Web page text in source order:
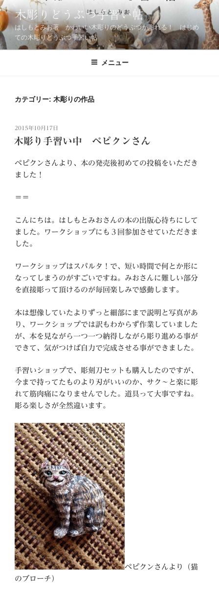
コ
ン
テ
ン
ツ
木彫りどうぶつ手習い帖
はしもとみお著 かわいい木彫りのどうぶつが彫れる！ はじめ
ての木彫りどうぶつ手習い帖
メニュー
カテゴリー: 木彫りの作品
投
稿
日:
2015年10月17日
木彫り手習い中 ペピクンさん
ペピクンさんより、本の発売後初めての投稿をいただき
ました！
＝＝
こんにちは。はしもとみおさんの本の出版心待ちにして
ました。ワークショップにも３回参加させていただきま
した。
ワークショップはスパルタ！で、短い時間で何とか形に
なってしまうのがすごいですね。みおさんに難しい部分
を直接彫って頂けるのが毎回楽しみで感動します。
本は想像していたよりずっと細部にまで説明と写真があ
り、ワークショップでは訳もわからず作業していました
が、本を見ながら一つ一つ納得しながら彫り進める事が
できて、気がつけば自力で完成させる事ができました。
手習いショップで、彫刻刀セットも購入したのですが、
今まで持ってたものより刃がいいのか、サク～と楽に彫
れて筋肉痛になりませんでした。道具って大事ですね。
彫る楽しさが全然違います。
ペピクンさんより（猫
のブローチ）